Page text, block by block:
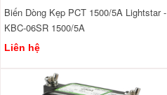
Biến Dòng Kẹp PCT 1500/5A Lightstar -
KBC-06SR 1500/5A
Liên hệ